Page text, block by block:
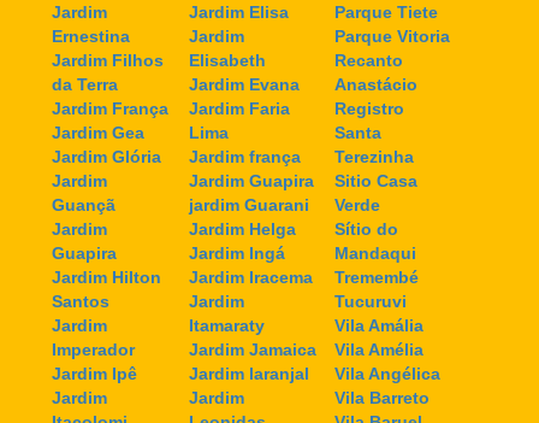
Jardim
Ernestina
Jardim Filhos
da Terra
Jardim França
Jardim Gea
Jardim Glória
Jardim
Guançã
Jardim
Guapira
Jardim Hilton
Santos
Jardim
Imperador
Jardim Ipê
Jardim
Jardim Elisa
Jardim
Elisabeth
Jardim Evana
Jardim Faria
Lima
Jardim frança
Jardim Guapira
jardim Guarani
Jardim Helga
Jardim Ingá
Jardim Iracema
Jardim
Itamaraty
Jardim Jamaica
Jardim laranjal
Jardim
Parque Tiete
Parque Vitoria
Recanto
Anastácio
Registro
Santa
Terezinha
Sitio Casa
Verde
Sítio do
Mandaqui
Tremembé
Tucuruvi
Vila Amália
Vila Amélia
Vila Angélica
Vila Barreto